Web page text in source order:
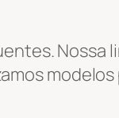
Nossa